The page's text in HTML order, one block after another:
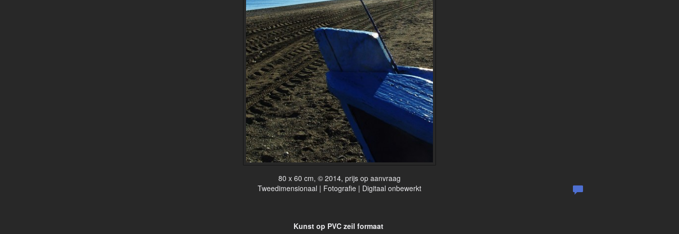
80 x 60 cm, © 2014, prijs op aanvraag
Tweedimensionaal | Fotografie | Digitaal onbewerkt
Kunst op PVC zeil formaat